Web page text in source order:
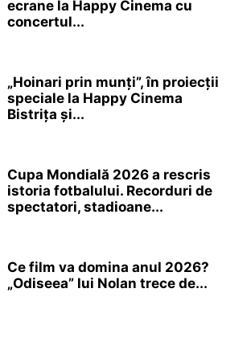
ecrane la Happy Cinema cu
concertul...
„Hoinari prin munți”, în proiecții
speciale la Happy Cinema
Bistrița și...
Cupa Mondială 2026 a rescris
istoria fotbalului. Recorduri de
spectatori, stadioane...
Ce film va domina anul 2026?
„Odiseea” lui Nolan trece de...